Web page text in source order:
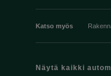
Katso myös
Näytä kaikki